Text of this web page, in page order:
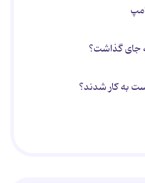
به کار شدند؟